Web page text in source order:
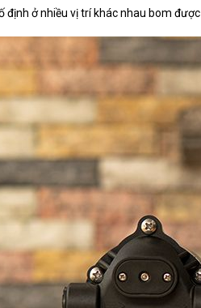
ở nhiều vị trí khác nhau bom